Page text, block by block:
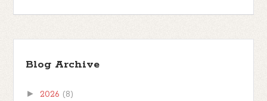
Blog Archive
► 2026 (8)